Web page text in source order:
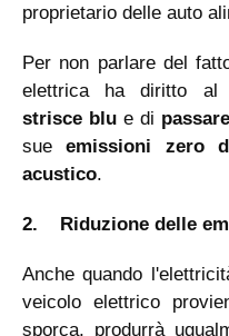
proprietario delle auto
Per non parlare del
elettrica ha diritto al
strisce blu e di
sueemissioni zero
acustico.
2. Riduzione delle
Anche quando
veicolo elettrico
sporca, produrrà